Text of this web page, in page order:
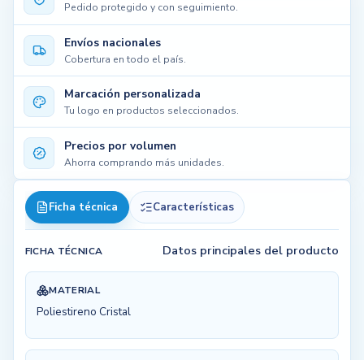
Pedido protegido y con seguimiento.
Envíos nacionales
Cobertura en todo el país.
Marcación personalizada
Tu logo en productos seleccionados.
Precios por volumen
Ahorra comprando más unidades.
Ficha técnica Características
FICHA TÉCNICA Datos principales del producto
MATERIAL
Poliestireno Cristal